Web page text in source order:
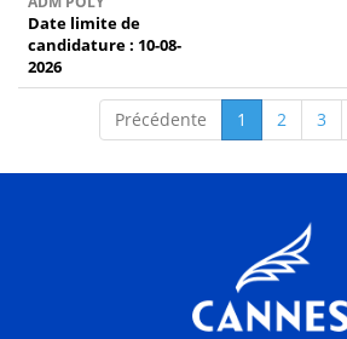
Date limite de
candidature : 10-08-
2026
Précédente 1 2 3